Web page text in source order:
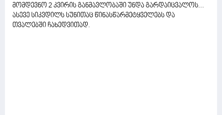
მომდევნო 2 კვირის განმავლობაში უნდა გარდაიცვალოს...
ასევე სიკვდილს სუნითაც წინასწარმეტყველებს და
თვალებში ჩახედვითად.